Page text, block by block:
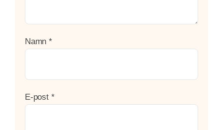
Namn*
E-post *